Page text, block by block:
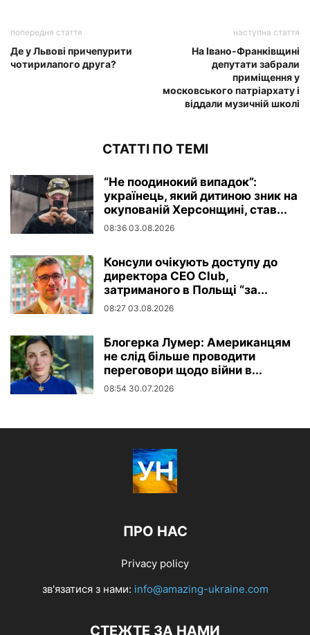
попередня стаття
Де у Львові причепурити
чотирилапого друга?
наступна стаття
На Івано-Франківщині
депутати забрали
приміщення у
московського патріархату і
віддали музичній школі
СТАТТІ ПО ТЕМІ
“Не поодинокий випадок”:
українець, який дитиною зник на
окупованій Херсонщині, став...
08:36 03.08.2026
Консули очікують доступу до
директора CEO Club,
затриманого в Польщі “за...
08:27 03.08.2026
Блогерка Лумер: Американцям
не слід більше проводити
переговори щодо війни в...
08:54 30.07.2026
ПРО НАС
Privacy policy
зв'язатися з нами: info@amazing-ukraine.com
СТЕЖТЕ ЗА НАМИ